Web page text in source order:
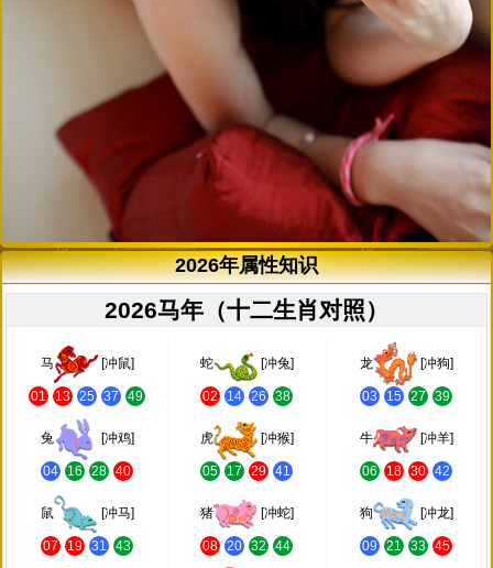
2026年属性知识
2026马年（十二生肖对照）
马 [冲鼠]
01 13 25 37 49
蛇 [冲兔]
02 14 26 38
龙 [冲狗]
03 15 27 39
兔 [冲鸡]
04 16 28 40
虎 [冲猴]
05 17 29 41
牛 [冲羊]
06 18 30 42
鼠 [冲马]
07 19 31 43
猪 [冲蛇]
08 20 32 44
狗 [冲龙]
09 21 33 45